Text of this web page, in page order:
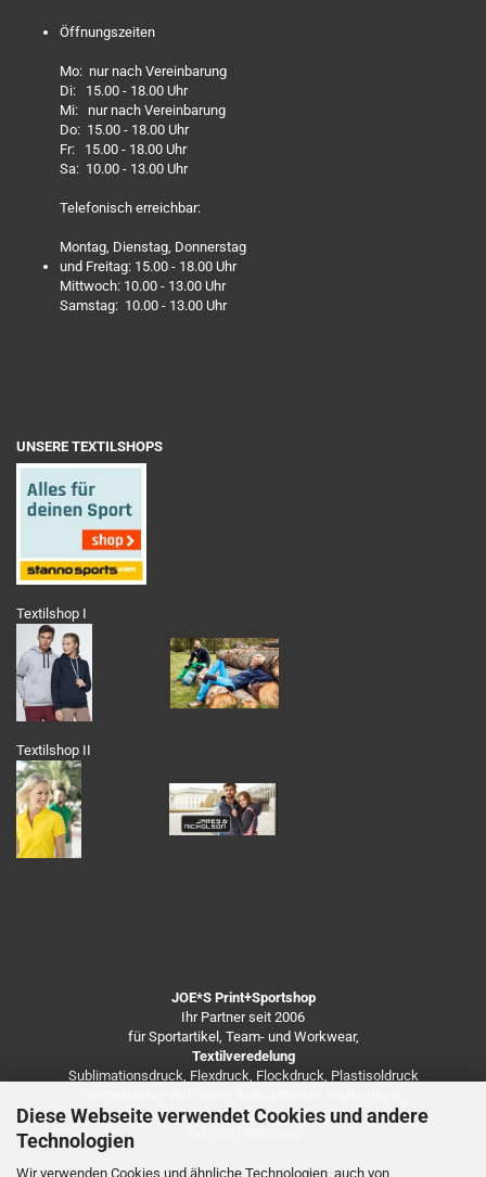
Diese Webseite verwendet Cookies und andere
Technologien
Wir verwenden Cookies und ähnliche Technologien, auch von
Öffnungszeiten
Mo: nur nach Vereinbarung
Di: 15.00 - 18.00 Uhr
Mi: nur nach Vereinbarung
Do: 15.00 - 18.00 Uhr
Fr: 15.00 - 18.00 Uhr
Sa: 10.00 - 13.00 Uhr
Telefonisch erreichbar:
Montag, Dienstag, Donnerstag
und Freitag: 15.00 - 18.00 Uhr
Mittwoch: 10.00 - 13.00 Uhr
Samstag: 10.00 - 13.00 Uhr
UNSERE TEXTILSHOPS
Textilshop I
Textilshop II
JOE*S Print+Sportshop
Ihr Partner seit 2006
für Sportartikel, Team- und Workwear,
Textilveredelung
Sublimationsdruck, Flexdruck, Flockdruck, Plastisoldruck
Besticken von Arbeitsbekleidung u.v.m.